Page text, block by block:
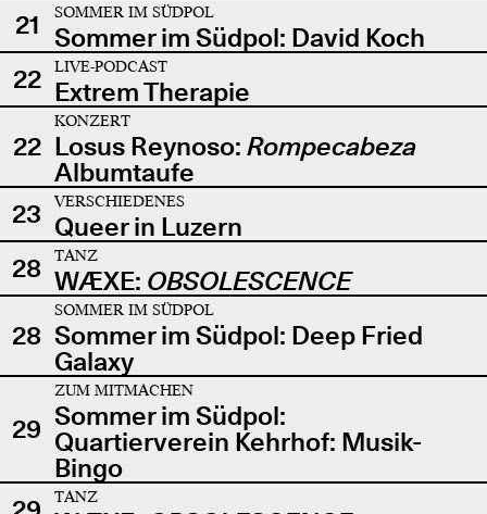
21
SOMMER IM SÜDPOL
Sommer im Südpol: David Koch
22
LIVE-PODCAST
Extrem Therapie
22
KONZERT
Losus Reynoso: Rompecabeza
Albumtaufe
23
VERSCHIEDENES
Queer in Luzern
28
TANZ
WÆXE: OBSOLESCENCE
28
SOMMER IM SÜDPOL
Sommer im Südpol: Deep Fried
Galaxy
29
ZUM MITMACHEN
Sommer im Südpol:
Quartierverein Kehrhof: Musik-
Bingo
TANZ